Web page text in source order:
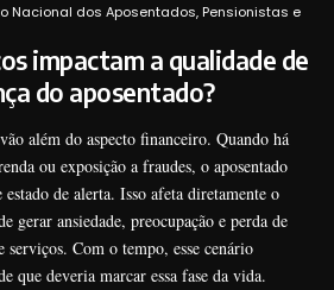
Nacional dos Aposentados, Pensionistas e
impactam a qualidade de
do aposentado?
além do aspecto financeiro. Quando há
ou exposição a fraudes, o aposentado
estado de alerta. Isso afeta diretamente o
gerar ansiedade, preocupação e perda de
serviços. Com o tempo, esse cenário
que deveria marcar essa fase da vida.